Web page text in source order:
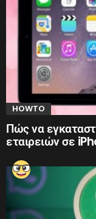
HOWTO
Πώς να
εταιρειών σε